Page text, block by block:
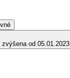
zvýšena od 05.01.2023